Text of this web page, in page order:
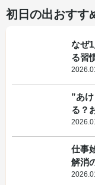
初日の出おすす
なぜ
る習
”あ
る？
仕事
解消